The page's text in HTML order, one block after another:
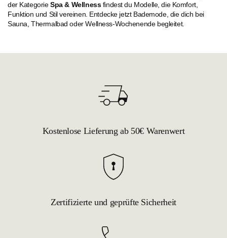
der KategorieSpa & Wellnessfindest du Modelle, die Komfort,
Funktion und Stil vereinen. Entdecke jetzt Bademode, die dich bei
Sauna, Thermalbad oder Wellness-Wochenende begleitet.
Kostenlose Lieferung ab 50€ Warenwert
Zertifizierte und geprüfte Sicherheit